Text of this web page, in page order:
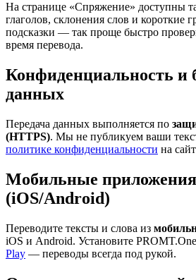
На странице «Спряжение» доступны
глаголов, склонения слов и короткие
подсказки — так проще быстро
время перевода.
Конфиденциальность и
данных
Передача данных выполняется по
(HTTPS). Мы не публикуем ваши
политике конфиденциальности на
Мобильные
(iOS/Android)
Переводите тексты и слова из
iOS и Android. Установите
Play — переводы всегда под рукой.